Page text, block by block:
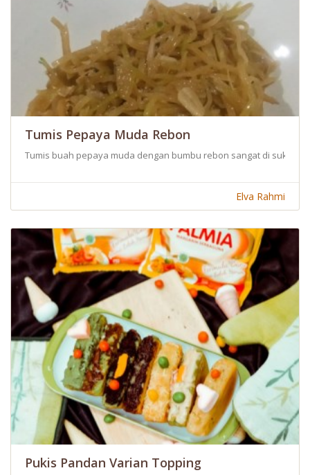
Tumis Pepaya Muda Rebon
Tumis buah pepaya muda dengan bumbu rebon sangat di sukai
Elva Rahmi
Pukis Pandan Varian Topping